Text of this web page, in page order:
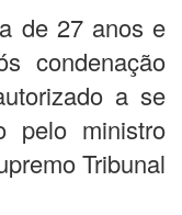
de 27 anos e
condenação
a se
pelo ministro
Tribunal